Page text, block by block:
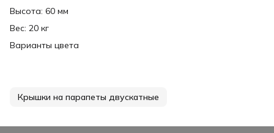
Высота: 60 мм
Вес: 20 кг
Варианты цвета
Крышки на парапеты двускатные